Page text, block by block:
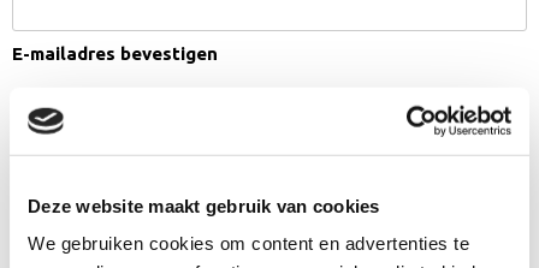
Deze website maakt gebruik van cookies
We gebruiken cookies om content en advertenties te
E-mailadres bevestigen
Telefoonnummer
Geslacht (Vereist)